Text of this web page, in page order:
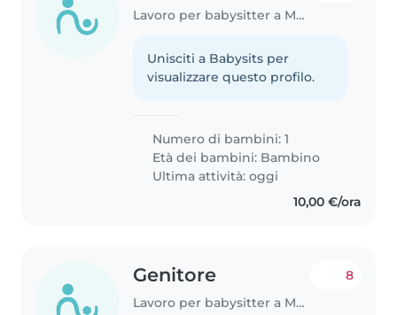
Lavoro per babysitter a Modena
Unisciti a Babysits per
visualizzare questo profilo.
Numero di bambini: 1
Età dei bambini: Bambino
Ultima attività: oggi
10,00 €/ora
Genitore
Lavoro per babysitter a Modena
8